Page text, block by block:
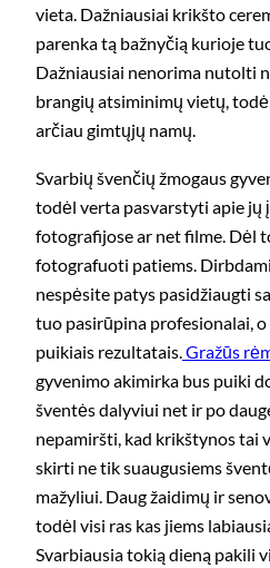
vieta. Dažniausiai krikšto
parenka tą bažnyčią kurioje
Dažniausiai nenorima nutolti
brangių atsiminimų vietų,
arčiau gimtųjų namų.
Svarbių švenčių žmogaus
todėl verta pasvarstyti apie jų
fotografijose ar net filme. Dėl
fotografuoti patiems.
nespėsite patys pasidžiaugti
tuo pasirūpina profesionalai,
puikiais rezultatais. Gražūs
gyvenimo akimirka bus puiki
šventės dalyviui net ir po
nepamiršti, kad krikštynos tai
skirti ne tik suaugusiems
mažyliui. Daug žaidimų ir
todėl visi ras kas jiems
Svarbiausia tokią dieną pakili